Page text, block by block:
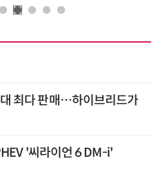
최다 판매…하이브리드가
'씨라이언 6 DM-i'